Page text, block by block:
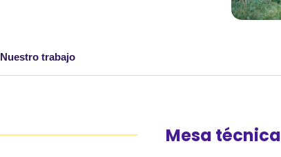
Nuestro trabajo
Mesa técnica